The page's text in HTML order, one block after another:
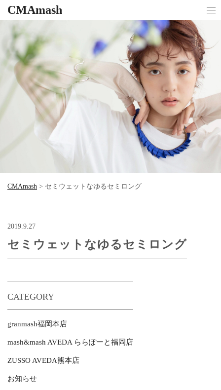
CMAmash
CMAmash > セミウェットなゆるセミロング
CATEGORY
granmash福岡本店
mash&mash AVEDA ららぽーと福岡店
ZUSSO AVEDA熊本店
お知らせ
2019.9.27
セミウェットなゆるセミロング